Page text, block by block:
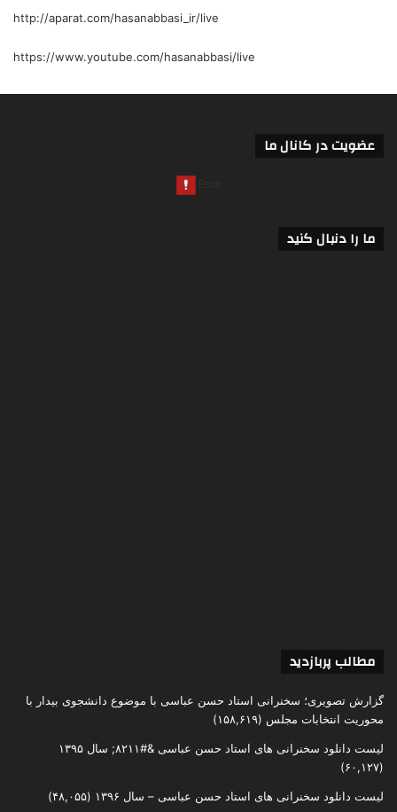
http://aparat.com/hasanabbasi_ir/live
https://www.youtube.com/hasanabbasi/live
عضویت در کانال ما
ما را دنبال کنید
مطالب پربازدید
گزارش تصویری؛ سخنرانی استاد حسن عباسی با موضوع دانشجوی بیدار با
محوریت انتخابات مجلس (۱۵۸,۶۱۹)
لیست دانلود سخنرانی های استاد حسن عباسی &#۸۲۱۱; سال ۱۳۹۵
(۶۰,۱۲۷)
لیست دانلود سخنرانی های استاد حسن عباسی – سال ۱۳۹۶ (۴۸,۰۵۵)